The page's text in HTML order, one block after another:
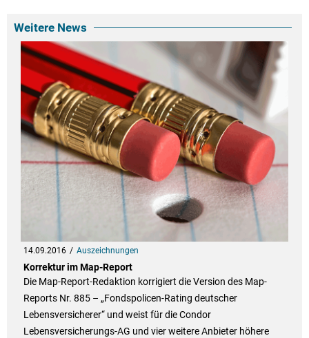
Weitere News
14.09.2016 Auszeichnungen
Korrektur im Map-Report
Die Map-Report-Redaktion korrigiert die Version des Map-
Reports Nr. 885 – „Fondspolicen-Rating deutscher
Lebensversicherer“ und weist für die Condor
Lebensversicherungs-AG und vier weitere Anbieter höhere